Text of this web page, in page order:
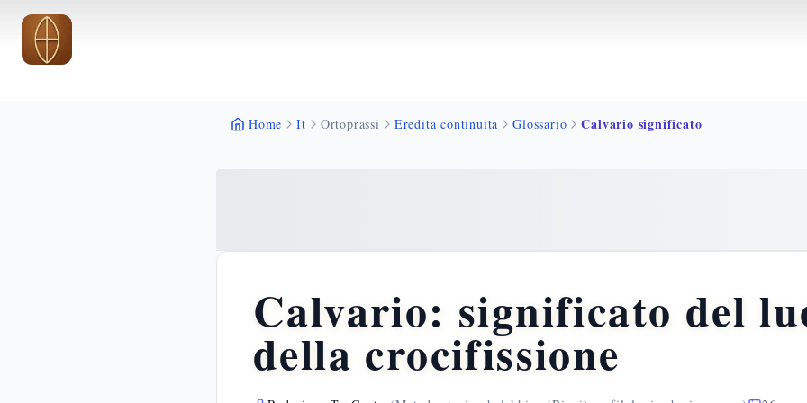
Vai al contenuto principale
Home It Ortoprassi Eredita continuita Glossario Calvario significato
Calvario: significato del
della crocifissione
Vai al contenuto principale